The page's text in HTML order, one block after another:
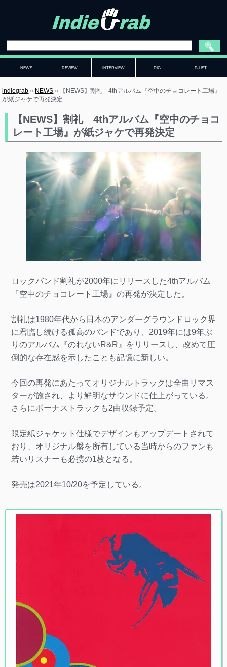
NEWS REVIEW INTERVIEW DIG P-LIST
indiegrab » NEWS »
【NEWS】割礼 4thアルバム『空中のチョコレート工場』
が紙ジャケで再発決定
【NEWS】割礼 4thアルバム『空中のチョコ
レート工場』が紙ジャケで再発決定
ロックバンド割礼が2000年にリリースした4thアルバム
『空中のチョコレート工場』の再発が決定した。
割礼は1980年代から日本のアンダーグラウンドロック界
に君臨し続ける孤高のバンドであり、2019年には9年ぶ
りのアルバム『のれないR&R』をリリースし、改めて圧
倒的な存在感を示したことも記憶に新しい。
今回の再発にあたってオリジナルトラックは全曲リマス
ターが施され、より鮮明なサウンドに仕上がっている。
さらにボーナストラックも2曲収録予定。
限定紙ジャケット仕様でデザインもアップデートされて
おり、オリジナル盤を所有している当時からのファンも
若いリスナーも必携の1枚となる。
発売は2021年10/20を予定している。